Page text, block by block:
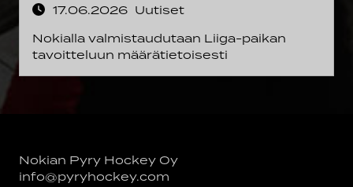
17.06.2026 Uutiset
Nokialla valmistaudutaan Liiga-paikan
tavoitteluun määrätietoisesti
Nokian Pyry Hockey Oy
info@pyryhockey.com